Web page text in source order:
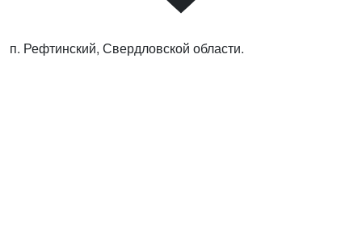
п. Рефтинский, Свердловской области.